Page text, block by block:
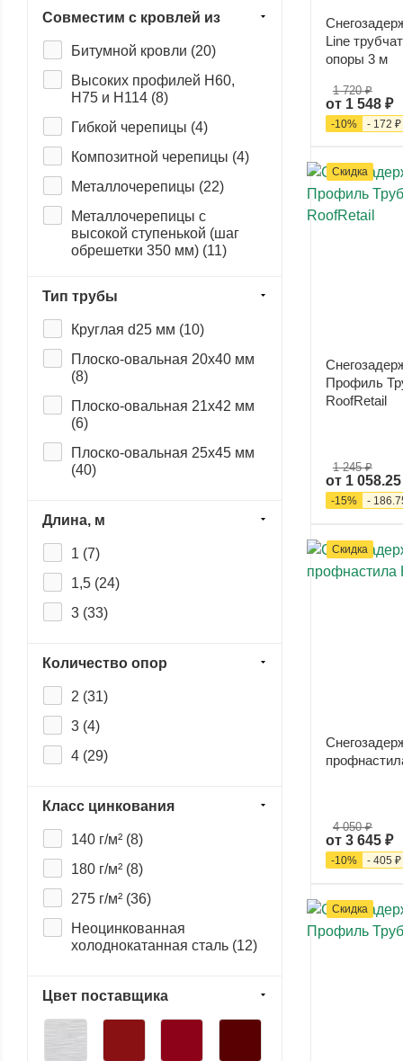
Line
опоры 3 м
от 1 548 ₽
1 720 ₽
-10% - 172 ₽
Скидка
Профиль
RoofRetail
от 1
1 245 ₽
-15% -
Скидка
от 3 645 ₽
4 050 ₽
-10% - 405 ₽
Скидка
Совместим с кровлей из
Битумной кровли (20)
Высоких профилей Н60,
Н75 и Н114 (8)
Гибкой черепицы (4)
Композитной черепицы (4)
Металлочерепицы (22)
Металлочерепицы с
высокой ступенькой (шаг
обрешетки 350 мм) (11)
высокой ступенькой (шаг
Профнастила (
Сэндвич-панелей (25)
Фальца (
Тип трубы
Круглая d25 мм (10)
Плоско-овальная 20x40 мм
(8)
Плоско-овальная 21x42 мм
(6)
Плоско-овальная 25x45 мм
(40)
Длина, м
1 (7)
1,5 (24)
3 (33)
Количество опор
2 (31)
3 (4)
4 (29)
Класс цинкования
140 г/м² (8)
180 г/м² (8)
275 г/м² (36)
Неоцинкованная
холоднокатанная сталь (12)
Цвет поставщика